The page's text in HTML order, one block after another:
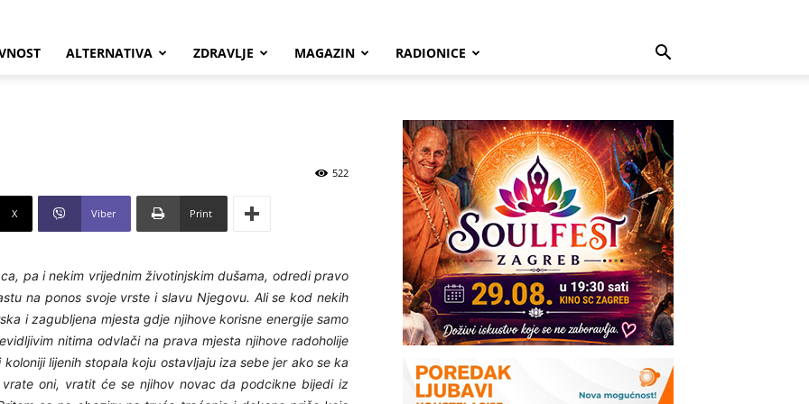
ALTERNATIVA ZDRAVLJE MAGAZIN RADIONICE
522
X Viber Print
pa i nekim vrijednim životinjskim dušama, odredi pravo
na ponos svoje vrste i slavu Njegovu. Ali se kod nekih
i zagubljena mjesta gdje njihove korisne energije samo
nitima odvlači na prava mjesta njihove radoholije
lijenih stopala koju ostavljaju iza sebe jer ako se ka
oni, vratit će se njihov novac da podcikne bijedi iz